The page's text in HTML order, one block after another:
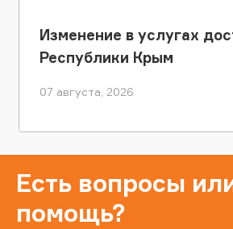
Изменение в услугах
Республики Крым
07 августа, 2026
Есть вопросы
помощь?